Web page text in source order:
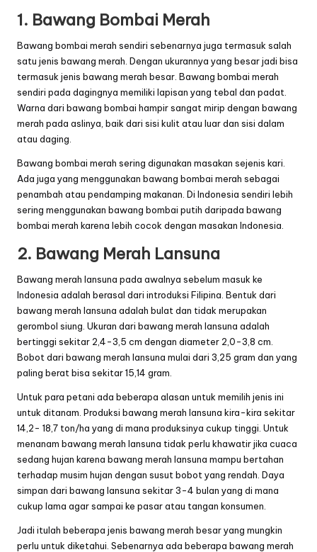
1. Bawang Bombai Merah
Bawang bombai merah sendiri sebenarnya juga termasuk salah
satu jenis bawang merah. Dengan ukurannya yang besar jadi bisa
termasuk jenis bawang merah besar. Bawang bombai merah
sendiri pada dagingnya memiliki lapisan yang tebal dan padat.
Warna dari bawang bombai hampir sangat mirip dengan bawang
merah pada aslinya, baik dari sisi kulit atau luar dan sisi dalam
atau daging.
Bawang bombai merah sering digunakan masakan sejenis kari.
Ada juga yang menggunakan bawang bombai merah sebagai
penambah atau pendamping makanan. Di Indonesia sendiri lebih
sering menggunakan bawang bombai putih daripada bawang
bombai merah karena lebih cocok dengan masakan Indonesia.
2. Bawang Merah Lansuna
Bawang merah lansuna pada awalnya sebelum masuk ke
Indonesia adalah berasal dari introduksi Filipina. Bentuk dari
bawang merah lansuna adalah bulat dan tidak merupakan
gerombol siung. Ukuran dari bawang merah lansuna adalah
bertinggi sekitar 2,4-3,5 cm dengan diameter 2,0-3,8 cm.
Bobot dari bawang merah lansuna mulai dari 3,25 gram dan yang
paling berat bisa sekitar 15,14 gram.
Untuk para petani ada beberapa alasan untuk memilih jenis ini
untuk ditanam. Produksi bawang merah lansuna kira-kira sekitar
14,2- 18,7 ton/ha yang di mana produksinya cukup tinggi. Untuk
menanam bawang merah lansuna tidak perlu khawatir jika cuaca
sedang hujan karena bawang merah lansuna mampu bertahan
terhadap musim hujan dengan susut bobot yang rendah. Daya
simpan dari bawang lansuna sekitar 3-4 bulan yang di mana
cukup lama agar sampai ke pasar atau tangan konsumen.
Jadi itulah beberapa jenis bawang merah besar yang mungkin
perlu untuk diketahui. Sebenarnya ada beberapa bawang merah